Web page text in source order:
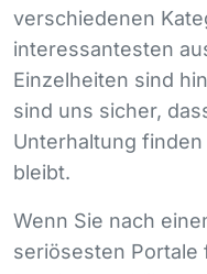
verschiedenen
interessantesten
Einzelheiten sind
sind uns sicher,
Unterhaltung
bleibt.
Wenn Sie nach
seriösesten